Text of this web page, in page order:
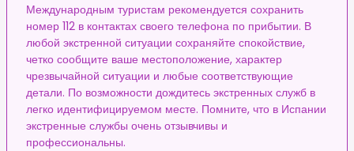
Международным туристам рекомендуется сохранить
номер 112 в контактах своего телефона по прибытии. В
любой экстренной ситуации сохраняйте спокойствие,
четко сообщите ваше местоположение, характер
чрезвычайной ситуации и любые соответствующие
детали. По возможности дождитесь экстренных служб в
легко идентифицируемом месте. Помните, что в Испании
экстренные службы очень отзывчивы и
профессиональны.